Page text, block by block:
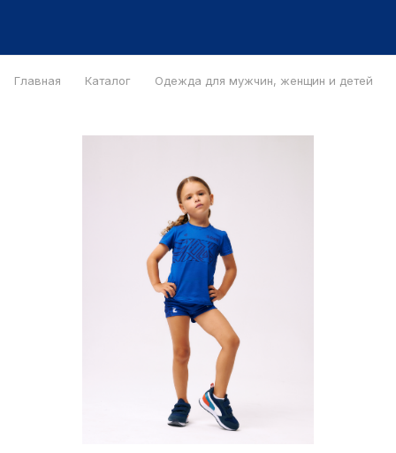
Главная Каталог Одежда для мужчин, женщин и детей